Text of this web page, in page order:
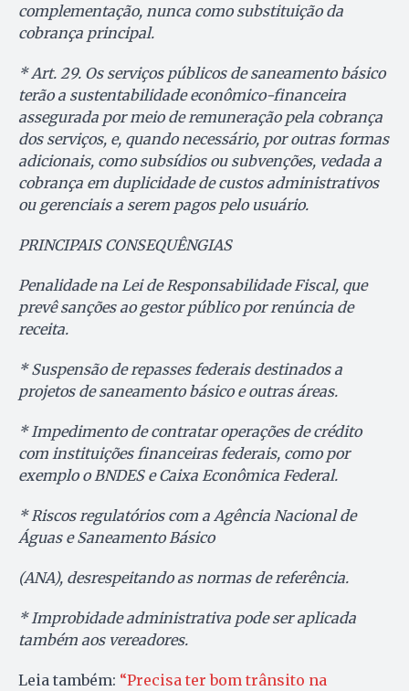
complementação, nunca como substituição da
cobrança principal.
* Art. 29. Os serviços públicos de saneamento básico
terão a sustentabilidade econômico-financeira
assegurada por meio de remuneração pela cobrança
dos serviços, e, quando necessário, por outras formas
adicionais, como subsídios ou subvenções, vedada a
cobrança em duplicidade de custos administrativos
ou gerenciais a serem pagos pelo usuário.
PRINCIPAIS CONSEQUÊNGIAS
Penalidade na Lei de Responsabilidade Fiscal, que
prevê sanções ao gestor público por renúncia de
receita.
* Suspensão de repasses federais destinados a
projetos de saneamento básico e outras áreas.
* Impedimento de contratar operações de crédito
com instituições financeiras federais, como por
exemplo o BNDES e Caixa Econômica Federal.
* Riscos regulatórios com a Agência Nacional de
Águas e Saneamento Básico
(ANA), desrespeitando as normas de referência.
* Improbidade administrativa pode ser aplicada
também aos vereadores.
Leia também: “Precisa ter bom trânsito na